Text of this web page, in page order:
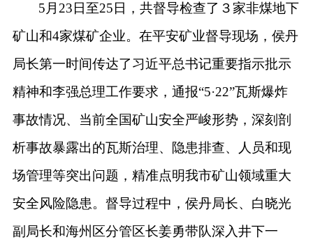
5月23日至25日，共督导检查了３家非煤地下
矿山和4家煤矿企业。 在平安矿业督导现场， 侯丹
局长第一时间传达了习近平总书记重要指示批示
精神和李强总理工作要求 ，通报“5·22”瓦斯爆炸
事故情况、当前全国矿山安全严峻形势，深刻剖
析事故暴露出的瓦斯治理、隐患排查、
人员和现
场管理等突出问题，精准点明我市矿山领域重大
安全风险隐患。督导过程中， 侯丹局长、白晓光
副局长和海州区分管区长姜勇带队深入井下一